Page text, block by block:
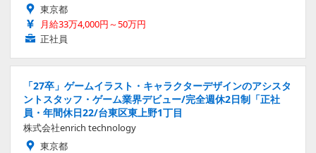
東京都
月給33万4,000円～50万円
正社員
「27卒」ゲームイラスト・キャラクターデザインのアシスタ
ントスタッフ・ゲーム業界デビュー/完全週休2日制「正社
員・年間休日22/台東区東上野1丁目
株式会社enrich technology
東京都